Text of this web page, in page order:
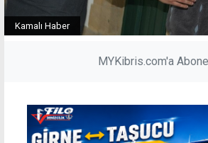
Kamalı Haber
MYKibris.com'a Abone